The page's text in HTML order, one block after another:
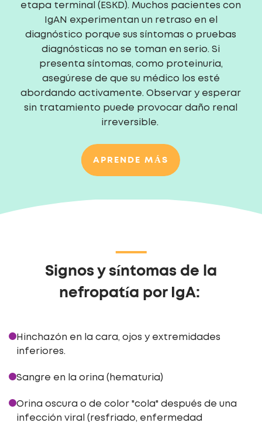
etapa terminal (ESKD). Muchos pacientes con
IgAN experimentan un retraso en el
diagnóstico porque sus síntomas o pruebas
diagnósticas no se toman en serio. Si
presenta síntomas, como proteinuria,
asegúrese de que su médico los esté
abordando activamente. Observar y esperar
sin tratamiento puede provocar daño renal
irreversible.
APRENDE MÁS
Signos y síntomas de la
nefropatía por IgA:
Hinchazón en la cara, ojos y extremidades
inferiores.
Sangre en la orina (hematuria)
Orina oscura o de color "cola" después de una
infección viral (resfriado, enfermedad